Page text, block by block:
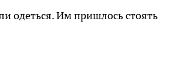
одеться. Им пришлось стоять